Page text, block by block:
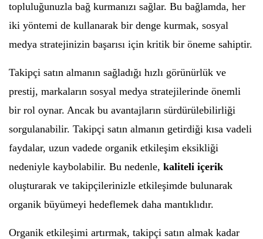
topluluğunuzla bağ kurmanızı sağlar. Bu bağlamda, her
iki yöntemi de kullanarak bir denge kurmak, sosyal
medya stratejinizin başarısı için kritik bir öneme sahiptir.
Takipçi satın almanın sağladığı hızlı görünürlük ve
prestij, markaların sosyal medya stratejilerinde önemli
bir rol oynar. Ancak bu avantajların sürdürülebilirliği
sorgulanabilir. Takipçi satın almanın getirdiği kısa vadeli
faydalar, uzun vadede organik etkileşim eksikliği
nedeniyle kaybolabilir. Bu nedenle, kaliteli içerik
oluşturarak ve takipçilerinizle etkileşimde bulunarak
organik büyümeyi hedeflemek daha mantıklıdır.
Organik etkileşimi artırmak, takipçi satın almak kadar